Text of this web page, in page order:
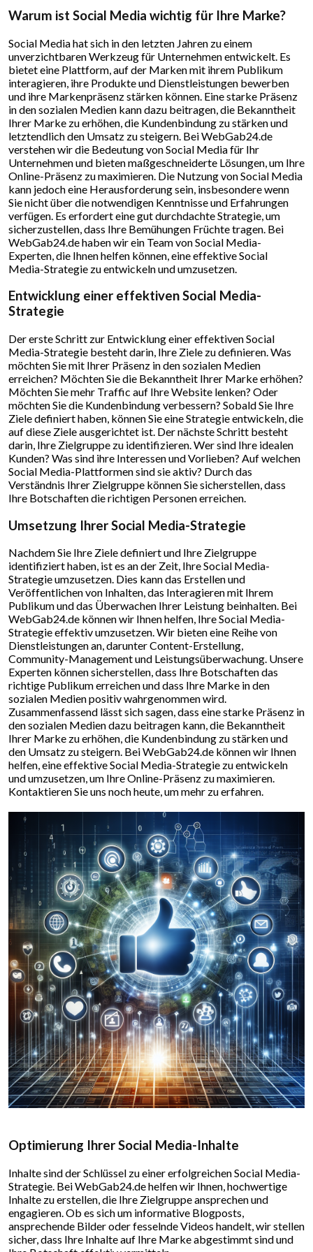
Warum ist Social Media wichtig für Ihre Marke?
Social Media hat sich in den letzten Jahren zu einem
unverzichtbaren Werkzeug für Unternehmen entwickelt. Es
bietet eine Plattform, auf der Marken mit ihrem Publikum
interagieren, ihre Produkte und Dienstleistungen bewerben
und ihre Markenpräsenz stärken können. Eine starke Präsenz
in den sozialen Medien kann dazu beitragen, die Bekanntheit
Ihrer Marke zu erhöhen, die Kundenbindung zu stärken und
letztendlich den Umsatz zu steigern. Bei WebGab24.de
verstehen wir die Bedeutung von Social Media für Ihr
Unternehmen und bieten maßgeschneiderte Lösungen, um Ihre
Online-Präsenz zu maximieren. Die Nutzung von Social Media
kann jedoch eine Herausforderung sein, insbesondere wenn
Sie nicht über die notwendigen Kenntnisse und Erfahrungen
verfügen. Es erfordert eine gut durchdachte Strategie, um
sicherzustellen, dass Ihre Bemühungen Früchte tragen. Bei
WebGab24.de haben wir ein Team von Social Media-
Experten, die Ihnen helfen können, eine effektive Social
Media-Strategie zu entwickeln und umzusetzen.
Entwicklung einer effektiven Social Media-
Strategie
Der erste Schritt zur Entwicklung einer effektiven Social
Media-Strategie besteht darin, Ihre Ziele zu definieren. Was
möchten Sie mit Ihrer Präsenz in den sozialen Medien
erreichen? Möchten Sie die Bekanntheit Ihrer Marke erhöhen?
Möchten Sie mehr Traffic auf Ihre Website lenken? Oder
möchten Sie die Kundenbindung verbessern? Sobald Sie Ihre
Ziele definiert haben, können Sie eine Strategie entwickeln, die
auf diese Ziele ausgerichtet ist. Der nächste Schritt besteht
darin, Ihre Zielgruppe zu identifizieren. Wer sind Ihre idealen
Kunden? Was sind ihre Interessen und Vorlieben? Auf welchen
Social Media-Plattformen sind sie aktiv? Durch das
Verständnis Ihrer Zielgruppe können Sie sicherstellen, dass
Ihre Botschaften die richtigen Personen erreichen.
Umsetzung Ihrer Social Media-Strategie
Nachdem Sie Ihre Ziele definiert und Ihre Zielgruppe
identifiziert haben, ist es an der Zeit, Ihre Social Media-
Strategie umzusetzen. Dies kann das Erstellen und
Veröffentlichen von Inhalten, das Interagieren mit Ihrem
Publikum und das Überwachen Ihrer Leistung beinhalten. Bei
WebGab24.de können wir Ihnen helfen, Ihre Social Media-
Strategie effektiv umzusetzen. Wir bieten eine Reihe von
Dienstleistungen an, darunter Content-Erstellung,
Community-Management und Leistungsüberwachung. Unsere
Experten können sicherstellen, dass Ihre Botschaften das
richtige Publikum erreichen und dass Ihre Marke in den
sozialen Medien positiv wahrgenommen wird.
Zusammenfassend lässt sich sagen, dass eine starke Präsenz in
den sozialen Medien dazu beitragen kann, die Bekanntheit
Ihrer Marke zu erhöhen, die Kundenbindung zu stärken und
den Umsatz zu steigern. Bei WebGab24.de können wir Ihnen
helfen, eine effektive Social Media-Strategie zu entwickeln
und umzusetzen, um Ihre Online-Präsenz zu maximieren.
Kontaktieren Sie uns noch heute, um mehr zu erfahren.
Optimierung Ihrer Social Media-Inhalte
Inhalte sind der Schlüssel zu einer erfolgreichen Social Media-
Strategie. Bei WebGab24.de helfen wir Ihnen, hochwertige
Inhalte zu erstellen, die Ihre Zielgruppe ansprechen und
engagieren. Ob es sich um informative Blogposts,
ansprechende Bilder oder fesselnde Videos handelt, wir stellen
sicher, dass Ihre Inhalte auf Ihre Marke abgestimmt sind und